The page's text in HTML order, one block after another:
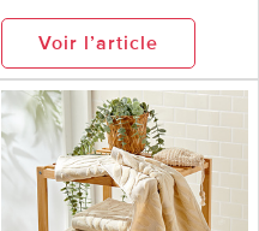
Voir l’article